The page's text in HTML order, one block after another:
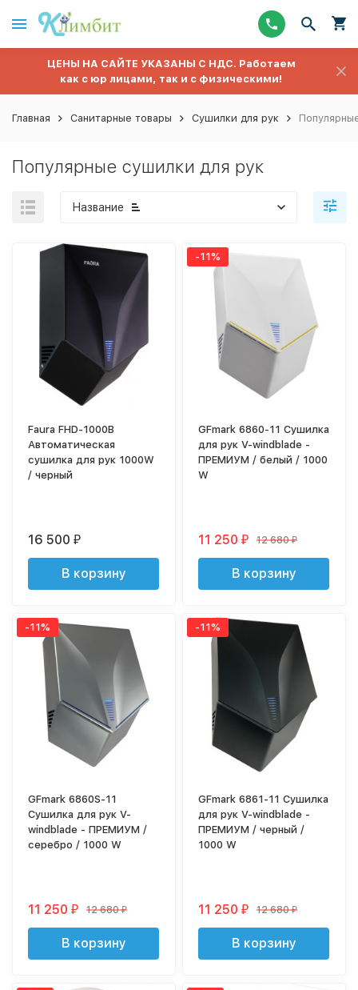
ЦЕНЫ НА САЙТЕ УКАЗАНЫ С НДС. Работаем
как с юр лицами, так и с физическими!
Главная Санитарные товары Сушилки для рук
Популярные сушилки для рук
Название
Faura FHD-1000B
Автоматическая
сушилка для рук 1000W
/ черный
16 500₽
В корзину
-11%
GFmark 6860-11 Сушилка
для рук V-windblade -
ПРЕМИУМ / белый / 1000
W
11 250₽ 12 680₽
В корзину
-11%
GFmark 6860S-11
Сушилка для рук V-
windblade - ПРЕМИУМ /
серебро / 1000 W
11 250₽ 12 680₽
В корзину
-11%
GFmark 6861-11 Сушилка
для рук V-windblade -
ПРЕМИУМ / черный /
1000 W
11 250₽ 12 680₽
В корзину